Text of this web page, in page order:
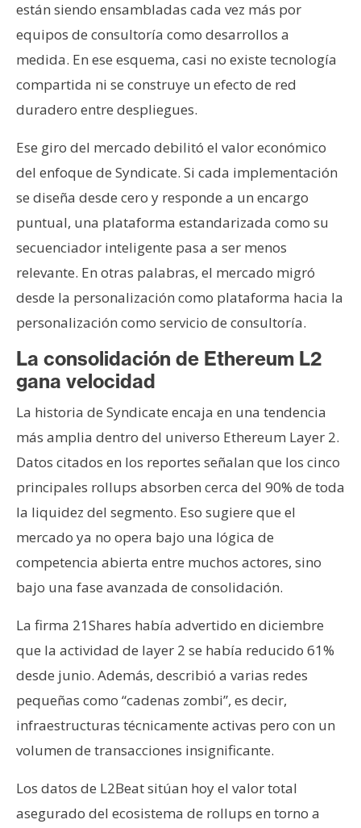
están siendo ensambladas cada vez más por
equipos de consultoría como desarrollos a
medida. En ese esquema, casi no existe tecnología
compartida ni se construye un efecto de red
duradero entre despliegues.
Ese giro del mercado debilitó el valor económico
del enfoque de Syndicate. Si cada implementación
se diseña desde cero y responde a un encargo
puntual, una plataforma estandarizada como su
secuenciador inteligente pasa a ser menos
relevante. En otras palabras, el mercado migró
desde la personalización como plataforma hacia la
personalización como servicio de consultoría.
La consolidación de Ethereum L2
gana velocidad
La historia de Syndicate encaja en una tendencia
más amplia dentro del universo Ethereum Layer 2.
Datos citados en los reportes señalan que los cinco
principales rollups absorben cerca del 90% de toda
la liquidez del segmento. Eso sugiere que el
mercado ya no opera bajo una lógica de
competencia abierta entre muchos actores, sino
bajo una fase avanzada de consolidación.
La firma 21Shares había advertido en diciembre
que la actividad de layer 2 se había reducido 61%
desde junio. Además, describió a varias redes
pequeñas como “cadenas zombi”, es decir,
infraestructuras técnicamente activas pero con un
volumen de transacciones insignificante.
Los datos de L2Beat sitúan hoy el valor total
asegurado del ecosistema de rollups en torno a